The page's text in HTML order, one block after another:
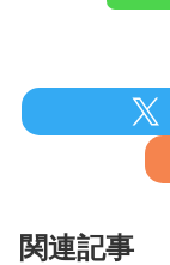
関連記事